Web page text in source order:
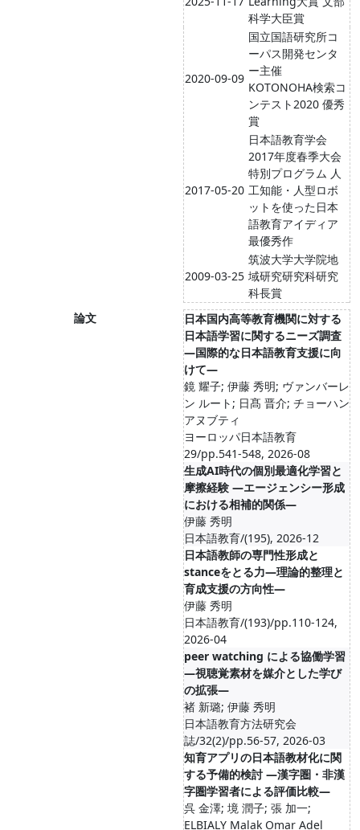
科学大臣賞
2020-09-09
国立国語研究所コ
ーパス開発センタ
ー主催
KOTONOHA検索コ
ンテスト2020 優秀
賞
2017-05-20
日本語教育学会
2017年度春季大会
特別プログラム 人
工知能・人型ロボ
ットを使った日本
語教育アイディア
最優秀作
2009-03-25
筑波大学大学院地
域研究研究科研究
科長賞
論文
日本国内高等教育機関に対する
日本語学習に関するニーズ調査
―国際的な日本語教育支援に向
けて―
鏡 耀子; 伊藤 秀明; ヴァンバーレ
ン ルート; 日髙 晋介; チョーハン
アヌブティ
ヨーロッパ日本語教育
29/pp.541-548, 2026-08
生成AI時代の個別最適化学習と
摩擦経験 ―エージェンシー形成
における相補的関係―
伊藤 秀明
日本語教育/(195), 2026-12
日本語教師の専門性形成と
stanceをとる力―理論的整理と
育成支援の方向性―
伊藤 秀明
日本語教育/(193)/pp.110-124,
2026-04
peer watching による協働学習
―視聴覚素材を媒介とした学び
の拡張―
褚 新璐; 伊藤 秀明
日本語教育方法研究会
誌/32(2)/pp.56-57, 2026-03
知育アプリの日本語教材化に関
する予備的検討 ―漢字圏・非漢
字圏学習者による評価比較―
呉 金澤; 境 潤子; 張 加一;
ELBIALY Malak Omar Adel